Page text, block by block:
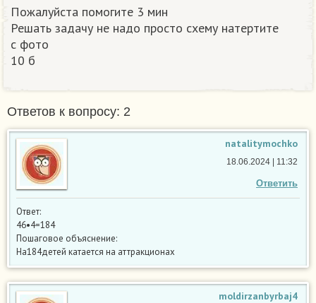
Пожалуйста помогите 3 мин
Решать задачу не надо просто схему натертите
с фото
10 б ​
Ответов к вопросу: 2
natalitymochko
Ответить
18.06.2024 | 11:32
Ответ:
46•4=184
Пошаговое объяснение:
На184детей катается на аттракционах
moldirzanbyrbaj4